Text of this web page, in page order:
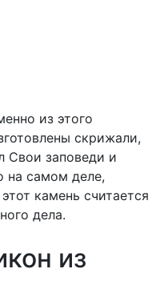
из этого
скрижали,
Свои заповеди и
на самом деле,
камень считается
дела.
из